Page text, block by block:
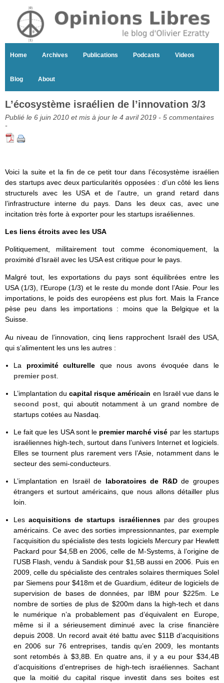
Home Archives Publications Podcasts Videos
Blog About
L’écosystème israélien de l’innovation 3/3
Publié le 6 juin 2010 et mis à jour le 4 avril 2019 - 5 commentaires
-
Voici la suite et la fin de ce petit tour dans l’écosystème israélien
des startups avec deux particularités opposées : d’un côté les liens
structurels avec les USA et de l’autre, un grand retard dans
l’infrastructure interne du pays. Dans les deux cas, avec une
incitation très forte à exporter pour les startups israéliennes.
Les liens étroits avec les USA
Politiquement, militairement tout comme économiquement, la
proximité d’Israël avec les USA est critique pour le pays.
Malgré tout, les exportations du pays sont équilibrées entre les
USA (1/3), l’Europe (1/3) et le reste du monde dont l’Asie. Pour les
importations, le poids des européens est plus fort. Mais la France
pèse peu dans les importations : moins que la Belgique et la
Suisse.
Au niveau de l’innovation, cinq liens rapprochent Israël des USA,
qui s’alimentent les uns les autres :
La proximité culturelle que nous avons évoquée dans le
premier post.
L’implantation ducapital risque américain en Israël vue dans le
second post , qui aboutit notamment à un grand nombre de
startups cotées au Nasdaq.
Le fait que les USA sont le premier marché visé par les startups
israéliennes high-tech, surtout dans l’univers Internet et logiciels.
Elles se tournent plus rarement vers l’Asie, notamment dans le
secteur des semi-conducteurs.
L’implantation en Israël de laboratoires de R&Dde groupes
étrangers et surtout américains, que nous allons détailler plus
loin.
Lesacquisitions de startups israéliennes par des groupes
américains. Ce avec des sorties impressionnantes, par exemple
l’acquisition du spécialiste des tests logiciels Mercury par Hewlett
Packard pour $4,5B en 2006, celle de M-Systems, à l’origine de
l’USB Flash, vendu à Sandisk pour $1,5B aussi en 2006. Puis en
2009, celle du spécialiste des centrales solaires thermiques Solel
par Siemens pour $418m et de Guardium, éditeur de logiciels de
supervision de bases de données, par IBM pour $225m. Le
nombre de sorties de plus de $200m dans la high-tech et dans
le numérique n’a probablement pas d’équivalent en Europe,
même si il a sérieusement diminué avec la crise financière
depuis 2008. Un record avait été battu avec $11B d’acquisitions
en 2006 sur 76 entreprises, tandis qu’en 2009, les montants
sont retombés à $3,8B. En quatre ans, il y a eu pour $34,4B
d’acquisitions d’entreprises de high-tech israéliennes. Sachant
que la moitié du capital risque investit dans ses boites est